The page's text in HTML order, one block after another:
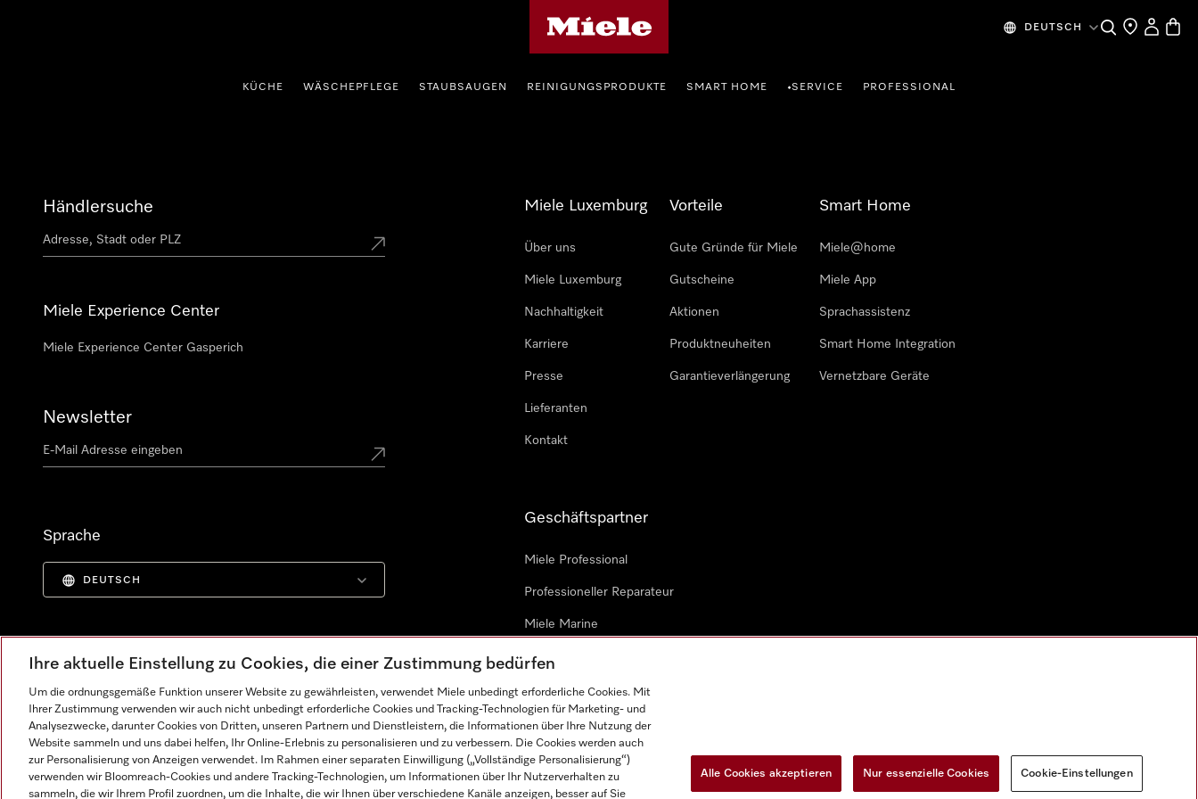
DEUTSCH SucheHändlersuche
KÜCHE WÄSCHEPFLEGE STAUBSAUGEN REINIGUNGSPRODUKTE SMART HOME •SERVICE PROFESSIONAL
Händlersuche
Miele Experience Center
Miele Experience Center Gasperich
Newsletter
Sprache
DEUTSCH
Miele Luxemburg
Über uns
Miele Luxemburg
Nachhaltigkeit
Karriere
Presse
Lieferanten
Kontakt
Vorteile
Gute Gründe für Miele
Gutscheine
Aktionen
Produktneuheiten
Garantieverlängerung
Smart Home
Miele@home
Miele App
Sprachassistenz
Smart Home Integration
Vernetzbare Geräte
Geschäftspartner
Miele Professional
Professioneller Reparateur
Miele Marine
Architekten & Bauträger
Impressum AGB Datenschutz Nutzungsbedingungen Barrièrefreiheetserklärung Gesetzen über digitale Dienste Widerrufsformular Cookie-Einstellungen
Ihre aktuelle Einstellung zu Cookies, die einer Zustimmung bedürfen
Um die ordnungsgemäße Funktion unserer Website zu gewährleisten, verwendet Miele unbedingt erforderliche Cookies. Mit
Ihrer Zustimmung verwenden wir auch nicht unbedingt erforderliche Cookies und Tracking-Technologien für Marketing- und
Analysezwecke, darunter Cookies von Dritten, unseren Partnern und Dienstleistern, die Informationen über Ihre Nutzung der
Website sammeln und uns dabei helfen, Ihr Online-Erlebnis zu personalisieren und zu verbessern. Die Cookies werden auch
zur Personalisierung von Anzeigen verwendet. Im Rahmen einer separaten Einwilligung („Vollständige Personalisierung“)
verwenden wir Bloomreach-Cookies und andere Tracking-Technologien, um Informationen über Ihr Nutzerverhalten zu
sammeln, die wir Ihrem Profil zuordnen, um die Inhalte, die wir Ihnen über verschiedene Kanäle anzeigen, besser auf Sie
Alle Cookies akzeptieren Nur essenzielle Cookies Cookie-Einstellungen